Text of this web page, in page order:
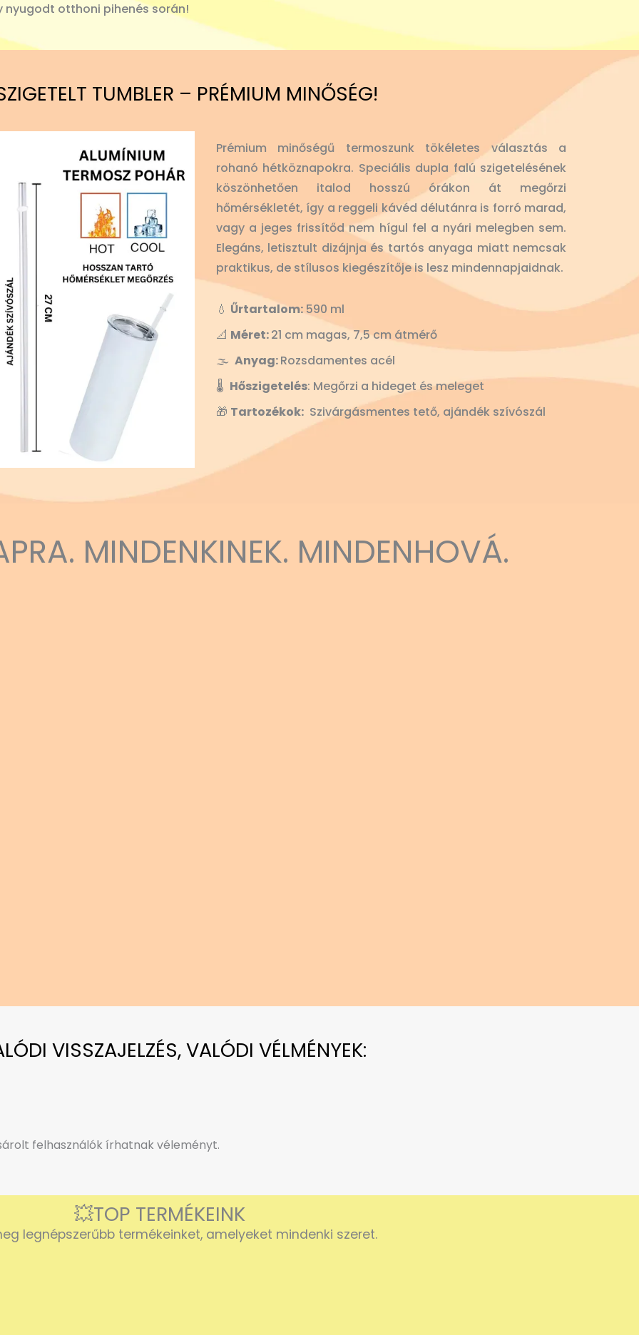
nyugodt otthoni pihenés során!
TUMBLER – PRÉMIUM MINŐSÉG!
Prémium minőségű termoszunk tökéletes választás a
rohanó hétköznapokra. Speciális dupla falú szigetelésének
köszönhetően italod hosszú órákon át megőrzi
hőmérsékletét, így a reggeli kávéd délutánra is forró marad,
vagy a jeges frissítőd nem hígul fel a nyári melegben sem.
Elegáns, letisztult dizájnja és tartós anyaga miatt nemcsak
praktikus, de stílusos kiegészítője is lesz mindennapjaidnak.
💧 Űrtartalom: 590 ml
📐 Méret:21 cm magas, 7,5 cm átmérő
🌫️ Anyag:Rozsdamentes acél
🌡️ Hőszigetelés: Megőrzi a hideget és meleget
🎁 Tartozékok: Szivárgásmentes tető, ajándék szívószál
MINDENKINEK. MINDENHOVÁ.
VISSZAJELZÉS, VALÓDI VÉLMÉNYEK:
felhasználók írhatnak véleményt.
💥TOP TERMÉKEINK
legnépszerűbb termékeinket, amelyeket mindenki szeret.